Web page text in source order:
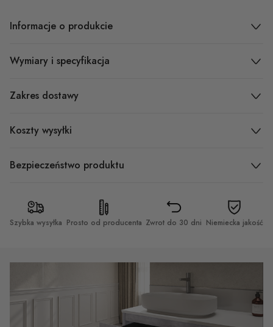
Informacje o produkcie
Wymiary i specyfikacja
Zakres dostawy
Koszty wysyłki
Bezpieczeństwo produktu
Szybka wysyłka Prosto od producenta Zwrot do 30 dni Niemiecka jakość